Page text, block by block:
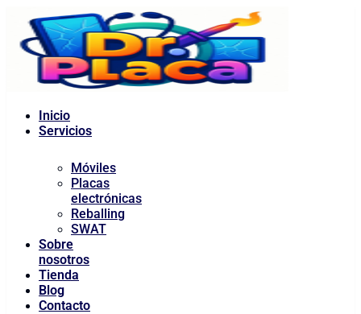
contenido
Inicio
Servicios
Móviles
Placas
electrónicas
Reballing
SWAT
Sobre
nosotros
Tienda
Blog
Contacto